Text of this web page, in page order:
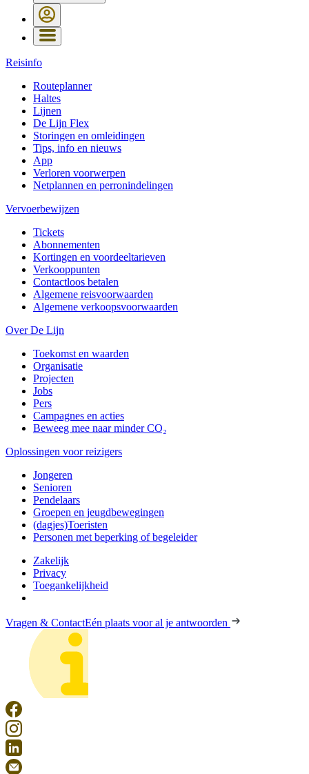
Reisinfo
Routeplanner
Haltes
Lijnen
De Lijn Flex
Storingen en omleidingen
Tips, info en nieuws
App
Verloren voorwerpen
Netplannen en perronindelingen
Vervoerbewijzen
Tickets
Abonnementen
Kortingen en voordeeltarieven
Verkooppunten
Contactloos betalen
Algemene reisvoorwaarden
Algemene verkoopsvoorwaarden
Over De Lijn
Toekomst en waarden
Organisatie
Projecten
Jobs
Pers
Campagnes en acties
Beweeg mee naar minder CO₂
Oplossingen voor reizigers
Jongeren
Senioren
Pendelaars
Groepen en jeugdbewegingen
(dagjes)Toeristen
Personen met beperking of begeleider
Zakelijk
Privacy
Toegankelijkheid
Vragen & ContactEén plaats voor al je antwoorden